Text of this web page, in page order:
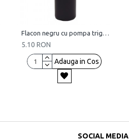
Flacon negru cu pompa trigger, 500 ml
5.10 RON
Adauga in Cos
SOCIAL MEDIA